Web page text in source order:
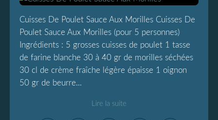
Cuisses De Poulet Sauce Aux Morilles Cuisses De
Poulet Sauce Aux Morilles (pour 5 personnes)
Ingrédients : 5 grosses cuisses de poulet 1 tasse
de farine blanche 30 à 40 gr de morilles séchées
30 cl de crème fraîche légère épaisse 1 oignon
50 gr de beurre...
Lire la suite